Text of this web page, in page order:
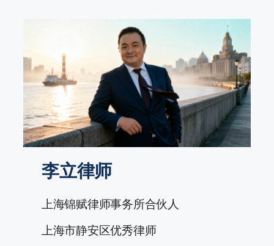
李立律师
上海锦赋律师事务所合伙人
上海市静安区优秀律师